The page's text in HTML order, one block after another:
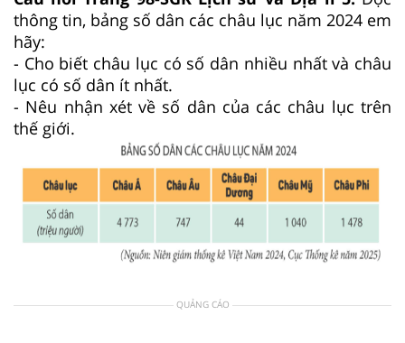
thông tin, bảng số dân các châu lục năm 2024 em
hãy:
- Cho biết châu lục có số dân nhiều nhất và châu
lục có số dân ít nhất.
- Nêu nhận xét về số dân của các châu lục trên
thế giới.
QUẢNG CÁO